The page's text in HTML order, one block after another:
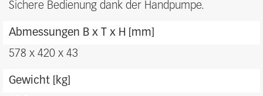
Sichere Bedienung dank der Handpumpe.
Abmessungen B x T x H [mm]
578 x 420 x 43
Gewicht [kg]